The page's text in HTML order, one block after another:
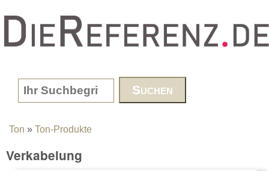
www.DieReferenz.de
Search form
You are here
Ton » Ton-Produkte
Verkabelung